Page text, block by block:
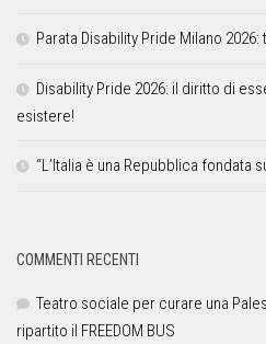
Parata Disability Pride Milano
Disability Pride 2026: il diritto di
esistere!
“L’Italia è una Repubblica fondata
COMMENTI RECENTI
Teatro sociale per curare una
ripartito il FREEDOM BUS